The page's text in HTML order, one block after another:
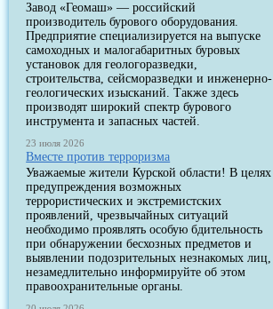
Завод «Геомаш» — российский
производитель бурового оборудования.
Предприятие специализируется на выпуске
самоходных и малогабаритных буровых
установок для геологоразведки,
строительства, сейсморазведки и инженерно-
геологических изысканий. Также здесь
производят широкий спектр бурового
инструмента и запасных частей.
23 июля 2026
Вместе против терроризма
Уважаемые жители Курской области! В целях
предупреждения возможных
террористических и экстремистских
проявлений, чрезвычайных ситуаций
необходимо проявлять особую бдительность
при обнаружении бесхозных предметов и
выявлении подозрительных незнакомых лиц,
незамедлительно информируйте об этом
правоохранительные органы.